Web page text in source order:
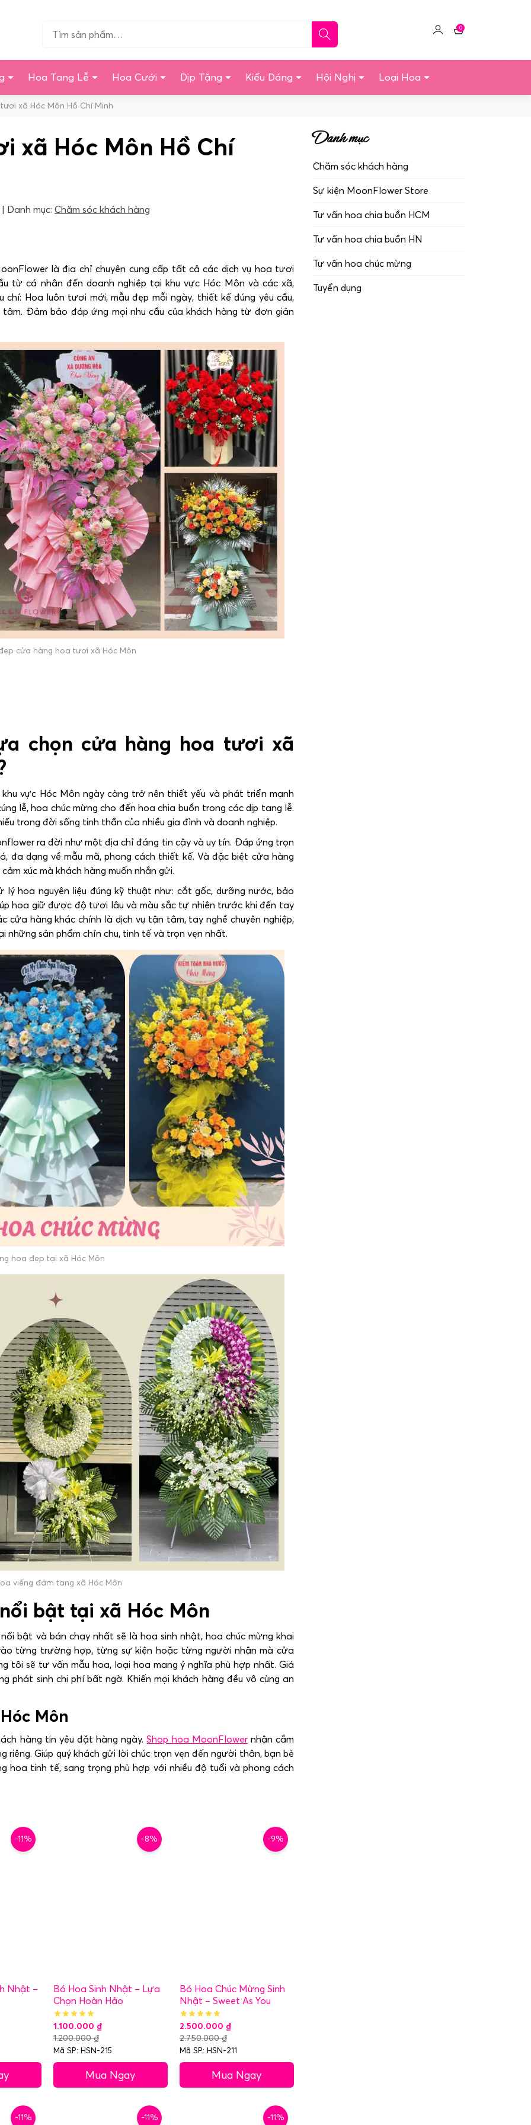
Tìm…
Click
tài
0
Giỏ
Hoa Tang Lễ Hoa Cưới Dịp Tặng Kiểu Dáng Hội Nghị Loại Hoa
xã Hóc Môn Hồ Chí Minh
xã Hóc Môn Hồ Chí
Danh mục: Chăm sóc khách hàng
là địa chỉ chuyên cung cấp tất cả các dịch vụ hoa tươi
từ cá nhân đến doanh nghiệp tại khu vực Hóc Môn và các xã,
Hoa luôn tươi mới, mẫu đẹp mỗi ngày, thiết kế đúng yêu cầu,
Đảm bảo đáp ứng mọi nhu cầu của khách hàng từ đơn giản
cửa hàng hoa tươi xã Hóc Môn
chọn cửa hàng hoa tươi xã
vực Hóc Môn ngày càng trở nên thiết yếu và phát triển mạnh
lễ, hoa chúc mừng cho đến hoa chia buồn trong các dịp tang lễ.
trong đời sống tinh thần của nhiều gia đình và doanh nghiệp.
ra đời như một địa chỉ đáng tin cậy và uy tín. Đáp ứng trọn
đa dạng về mẫu mã, phong cách thiết kế. Và đặc biệt cửa hàng
xúc mà khách hàng muốn nhắn gửi.
hoa nguyên liệu đúng kỹ thuật như: cắt gốc, dưỡng nước, bảo
hoa giữ được độ tươi lâu và màu sắc tự nhiên trước khi đến tay
cửa hàng khác chính là dịch vụ tận tâm, tay nghề chuyên nghiệp,
những sản phẩm chỉn chu, tinh tế và trọn vẹn nhất.
hoa đẹp tại xã Hóc Môn
viếng đám tang xã Hóc Môn
bật tại xã Hóc Môn
bật và bán chạy nhất sẽ là hoa sinh nhật, hoa chúc mừng khai
từng trường hợp, từng sự kiện hoặc từng người nhận mà cửa
tôi sẽ tư vấn mẫu hoa, loại hoa mang ý nghĩa phù hợp nhất. Giá
phát sinh chi phí bất ngờ. Khiến mọi khách hàng đều vô cùng an
Môn
hàng tin yêu đặt hàng ngày.Shop hoa MoonFlowernhận cắm
Giúp quý khách gửi lời chúc trọn vẹn đến người thân, bạn bè
hoa tinh tế, sang trọng phù hợp với nhiều độ tuổi và phong cách
-11%
Nhật –
-8%
Bó Hoa Sinh Nhật – Lựa
Chọn Hoàn Hảo
1.100.000 ₫
1.200.000₫
Mã SP: HSN-215
Mua Ngay
-9%
Bó Hoa Chúc Mừng Sinh
Nhật – Sweet As You
2.500.000 ₫
2.750.000₫
Mã SP: HSN-211
Mua Ngay
-11% -11% -11%
Danh mục
Chăm sóc khách hàng
Sự kiện MoonFlower Store
Tư vấn hoa chia buồn HCM
Tư vấn hoa chia buồn HN
Tư vấn hoa chúc mừng
Tuyển dụng